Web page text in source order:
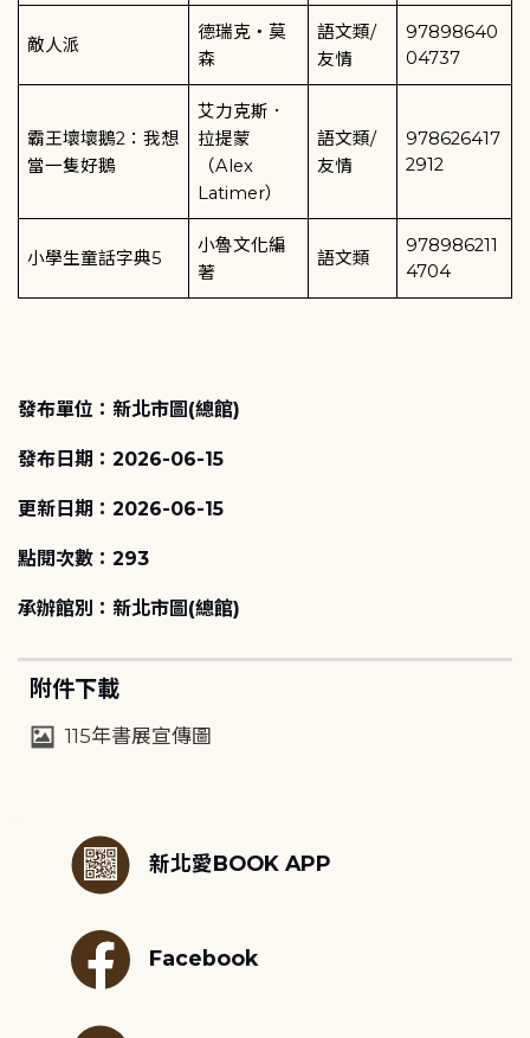
敵人派
德瑞克 ‧ 莫
森
語文類/
友情
97898640
04737
霸王壞壞鵝2 ：我想
當一隻好鵝
艾力克斯．
拉提蒙
（Alex
Latimer）
語文類/
友情
978626417
2912
小學生童話字典5
小魯文化編
著
語文類
978986211
4704
發布單位：新北市圖(總館)
發布日期：2026-06-15
更新日期：2026-06-15
點閱次數：293
承辦館別：新北市圖(總館)
附件下載
115年書展宣傳圖
新北愛BOOK APP
Facebook